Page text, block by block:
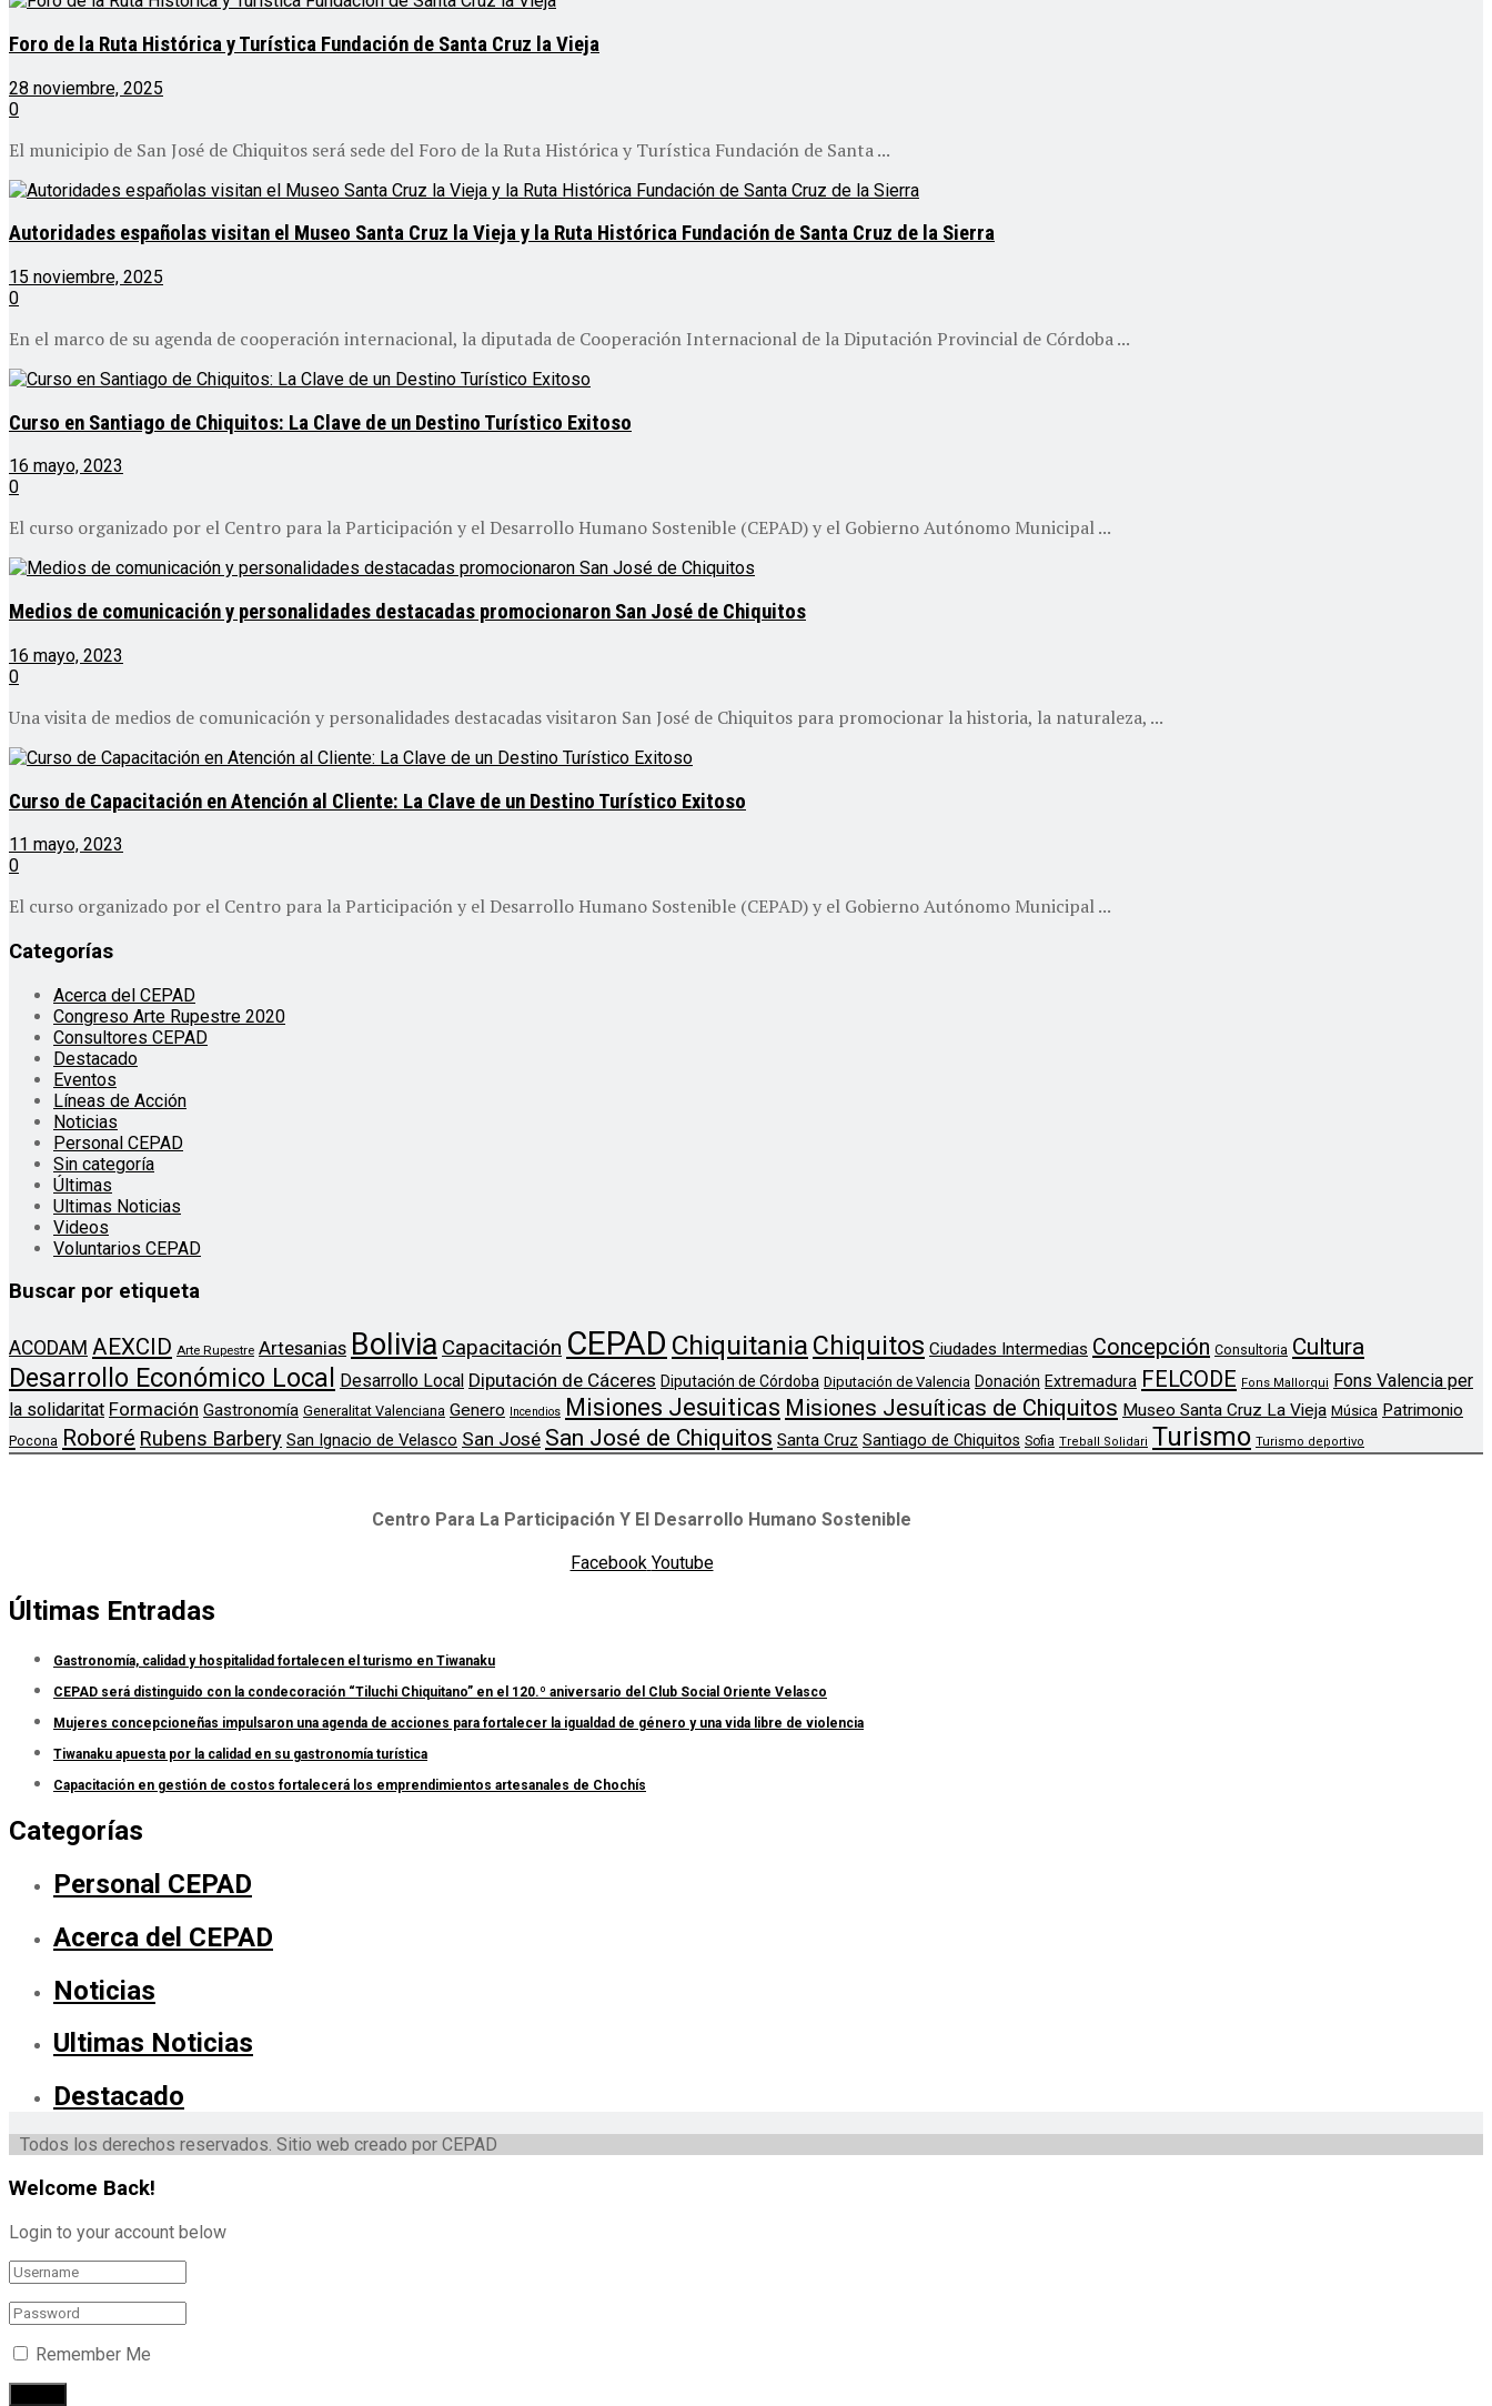
Foro de la Ruta Histórica y Turística Fundación de Santa Cruz la Vieja
28 noviembre, 2025
0
El municipio de San José de Chiquitos será sede del Foro de la Ruta Histórica y Turística Fundación de Santa ...
Autoridades españolas visitan el Museo Santa Cruz la Vieja y la Ruta Histórica Fundación de Santa Cruz de la Sierra
15 noviembre, 2025
0
En el marco de su agenda de cooperación internacional, la diputada de Cooperación Internacional de la Diputación Provincial de Córdoba ...
Curso en Santiago de Chiquitos: La Clave de un Destino Turístico Exitoso
16 mayo, 2023
0
El curso organizado por el Centro para la Participación y el Desarrollo Humano Sostenible (CEPAD) y el Gobierno Autónomo Municipal ...
Medios de comunicación y personalidades destacadas promocionaron San José de Chiquitos
16 mayo, 2023
0
Una visita de medios de comunicación y personalidades destacadas visitaron San José de Chiquitos para promocionar la historia, la naturaleza, ...
Curso de Capacitación en Atención al Cliente: La Clave de un Destino Turístico Exitoso
11 mayo, 2023
0
El curso organizado por el Centro para la Participación y el Desarrollo Humano Sostenible (CEPAD) y el Gobierno Autónomo Municipal ...
Categorías
Acerca del CEPAD
Congreso Arte Rupestre 2020
Consultores CEPAD
Destacado
Eventos
Líneas de Acción
Noticias
Personal CEPAD
Sin categoría
Últimas
Ultimas Noticias
Videos
Voluntarios CEPAD
Buscar por etiqueta
ACODAM AEXCID Arte Rupestre Artesanias Bolivia Capacitación CEPAD Chiquitania Chiquitos Ciudades Intermedias Concepción Consultoria Cultura
Desarrollo Económico Local Desarrollo Local Diputación de Cáceres Diputación de Córdoba Diputación de Valencia Donación Extremadura FELCODE Fons Mallorqui Fons Valencia per
la solidaritat Formación Gastronomía Generalitat Valenciana Genero Incendios Misiones Jesuiticas Misiones Jesuíticas de Chiquitos Museo Santa Cruz La Vieja Música Patrimonio
Pocona Roboré Rubens Barbery San Ignacio de Velasco San José San José de Chiquitos Santa Cruz Santiago de Chiquitos Sofia Treball Solidari Turismo Turismo deportivo
Centro Para La Participación Y El Desarrollo Humano Sostenible
Facebook Youtube
Últimas Entradas
Gastronomía, calidad y hospitalidad fortalecen el turismo en Tiwanaku
CEPAD será distinguido con la condecoración “Tiluchi Chiquitano” en el 120.º aniversario del Club Social Oriente Velasco
Mujeres concepcioneñas impulsaron una agenda de acciones para fortalecer la igualdad de género y una vida libre de violencia
Tiwanaku apuesta por la calidad en su gastronomía turística
Capacitación en gestión de costos fortalecerá los emprendimientos artesanales de Chochís
Categorías
Personal CEPAD
Acerca del CEPAD
Noticias
Ultimas Noticias
Destacado
Todos los derechos reservados. Sitio web creado por CEPAD
Welcome Back!
Login to your account below
Remember Me